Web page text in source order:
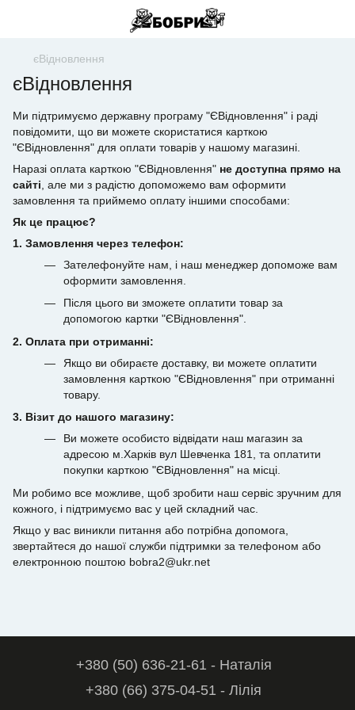
єВідновлення
єВідновлення
Ми підтримуємо державну програму "ЄВідновлення" і раді
повідомити, що ви можете скористатися карткою
"ЄВідновлення" для оплати товарів у нашому магазині.
Наразі оплата карткою "ЄВідновлення" не доступна прямо на
сайті , але ми з радістю допоможемо вам оформити
замовлення та приймемо оплату іншими способами:
Як це працює?
1. Замовлення через телефон:
Зателефонуйте нам, і наш менеджер допоможе вам
оформити замовлення.
Після цього ви зможете оплатити товар за
допомогою картки "ЄВідновлення".
2. Оплата при отриманні:
Якщо ви обираєте доставку, ви можете оплатити
замовлення карткою "ЄВідновлення" при отриманні
товару.
3. Візит до нашого магазину:
Ви можете особисто відвідати наш магазин за
адресою м.Харків вул Шевченка 181, та оплатити
покупки карткою "ЄВідновлення" на місці.
Ми робимо все можливе, щоб зробити наш сервіс зручним для
кожного, і підтримуємо вас у цей складний час.
Якщо у вас виникли питання або потрібна допомога,
звертайтеся до нашої служби підтримки за телефоном або
електронною поштою bobra2@ukr.net
+380 (50) 636-21-61 - Наталія
+380 (66) 375-04-51 - Лілія